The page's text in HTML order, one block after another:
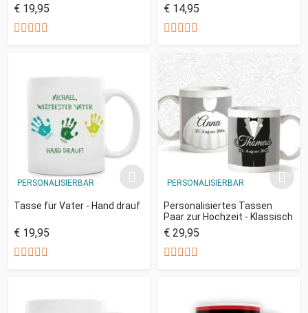
€ 19,95 € 14,95
PERSONALISIERBAR
Tasse für Vater - Hand drauf
€ 19,95
PERSONALISIERBAR
Personalisiertes Tassen
Paar zur Hochzeit - Klassisch
€ 29,95